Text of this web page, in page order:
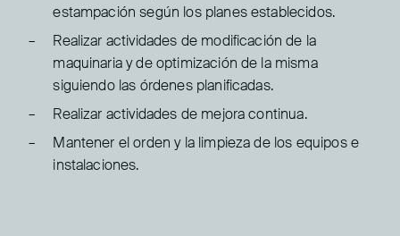
estampación según los planes establecidos.
Realizar actividades de modificación de la
maquinaria y de optimización de la misma
siguiendo las órdenes planificadas.
Realizar actividades de mejora continua.
Mantener el orden y la limpieza de los equipos e
instalaciones.